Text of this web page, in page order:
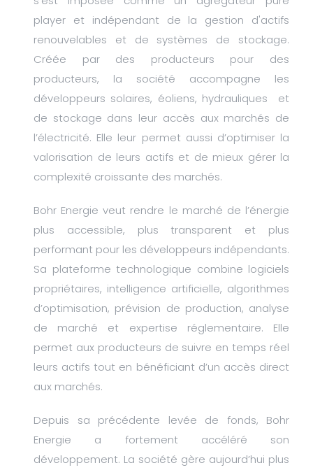
player et indépendant de la gestion d'actifs
renouvelables et de systèmes de stockage.
Créée par des producteurs pour des
producteurs, la société accompagne les
développeurs solaires, éoliens, hydrauliques et
de stockage dans leur accès aux marchés de
l’électricité. Elle leur permet aussi d’optimiser la
valorisation de leurs actifs et de mieux gérer la
complexité croissante des marchés.
Bohr Energie veut rendre le marché de l’énergie
plus accessible, plus transparent et plus
performant pour les développeurs indépendants.
Sa plateforme technologique combine logiciels
propriétaires, intelligence artificielle, algorithmes
d’optimisation, prévision de production, analyse
de marché et expertise réglementaire. Elle
permet aux producteurs de suivre en temps réel
leurs actifs tout en bénéficiant d’un accès direct
aux marchés.
Depuis sa précédente levée de fonds, Bohr
Energie a fortement accéléré son
développement. La société gère aujourd’hui plus